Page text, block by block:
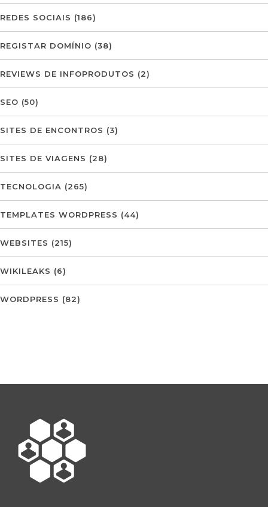
REDES SOCIAIS (186)
REGISTAR DOMÍNIO (38)
REVIEWS DE INFOPRODUTOS (2)
SEO (50)
SITES DE ENCONTROS (3)
SITES DE VIAGENS (28)
TECNOLOGIA (265)
TEMPLATES WORDPRESS (44)
WEBSITES (215)
WIKILEAKS (6)
WORDPRESS (82)